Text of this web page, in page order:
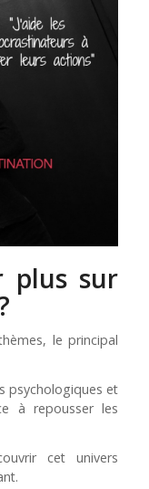
plus sur
le principal
psychologiques et
à repousser les
cet univers